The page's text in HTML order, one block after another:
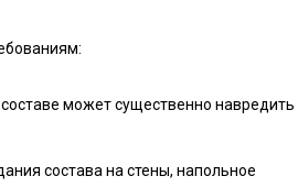
может существенно навредить
состава на стены, напольное